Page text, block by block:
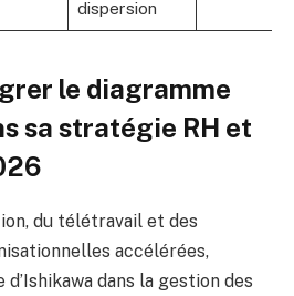
dispersion
le diagramme
sa stratégie RH et
du télétravail et des
accélérées,
dans la gestion des